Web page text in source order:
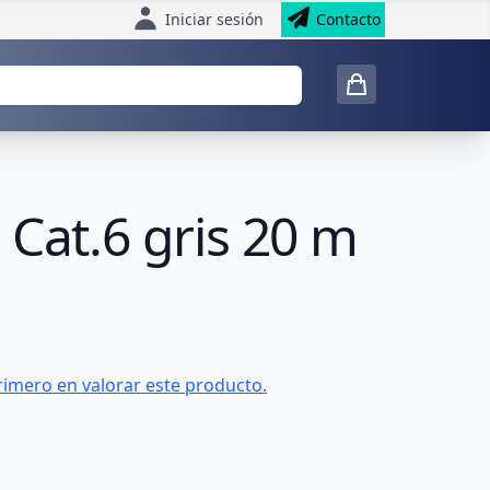
Iniciar sesión Contacto
gris 20 m
en valorar este producto.